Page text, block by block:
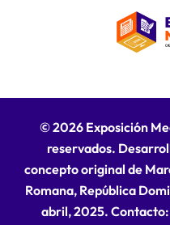
© 2026 Exposición
reservados.
concepto original de
Romana, República
abril, 2025.